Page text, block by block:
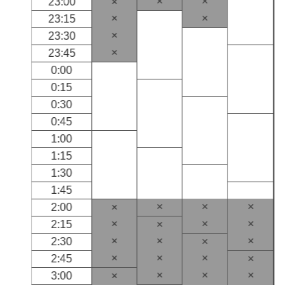
23:15
×
×
23:30
×
23:45
×
0:00
0:15
0:30
0:45
1:00
1:15
1:30
1:45
2:00
× × ×
×
2:15
× × ×
×
2:30
× × ×
×
2:45
× × ×
×
3:00
× × ×
×